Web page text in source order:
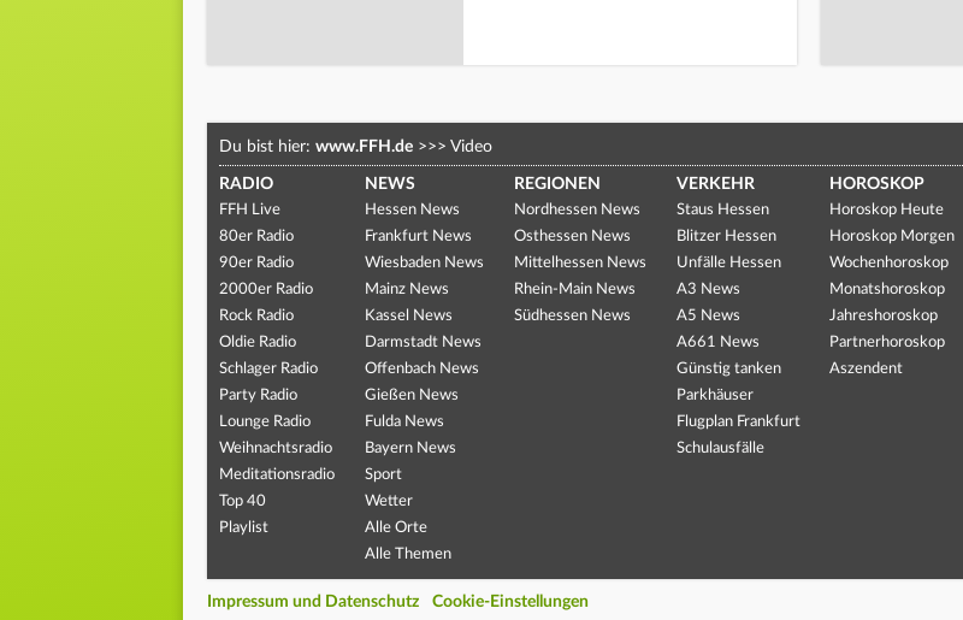
Du bist hier: www.FFH.de >>> Video
RADIO
FFH Live
80er Radio
90er Radio
2000er Radio
Rock Radio
Oldie Radio
Schlager Radio
Party Radio
Lounge Radio
Weihnachtsradio
Meditationsradio
Top 40
Playlist
NEWS
Hessen News
Frankfurt News
Wiesbaden News
Mainz News
Kassel News
Darmstadt News
Offenbach News
Gießen News
Fulda News
Bayern News
Sport
Wetter
Alle Orte
Alle Themen
REGIONEN
Nordhessen News
Osthessen News
Mittelhessen News
Rhein-Main News
Südhessen News
VERKEHR
Staus Hessen
Blitzer Hessen
Unfälle Hessen
A3 News
A5 News
A661 News
Günstig tanken
Parkhäuser
Flugplan Frankfurt
Schulausfälle
HOROSKOP
Horoskop Heute
Horoskop Morgen
Wochenhoroskop
Monatshoroskop
Jahreshoroskop
Partnerhoroskop
Aszendent
Impressum und Datenschutz Cookie-Einstellungen